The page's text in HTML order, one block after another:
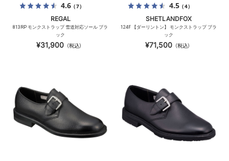
4.6（7）
REGAL
813RP モンクストラップ 雪道対応ソール ブラ
ック
¥31,900 （税込）
4.5（4）
SHETLANDFOX
124F 【ダーリントン】 モンクストラップ ブラ
ック
¥71,500（税込）